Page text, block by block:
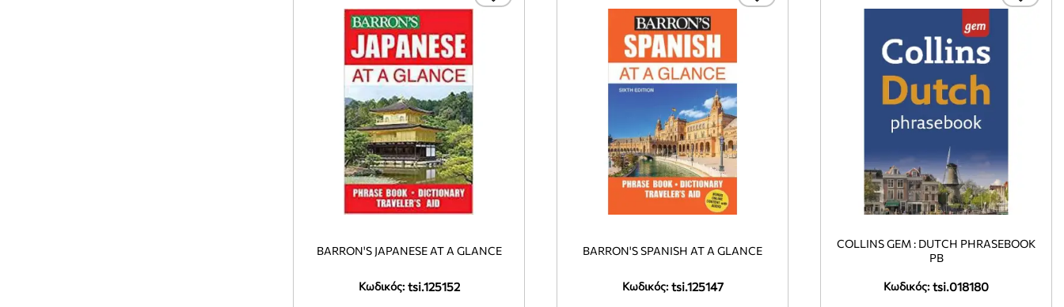
Κωδικός: tsi.125152
BARRON'S JAPANESE AT A GLANCE
Κωδικός: tsi.125147
BARRON'S SPANISH AT A GLANCE
Κωδικός: tsi.018180
COLLINS GEM : DUTCH PHRASEBOOK
PB